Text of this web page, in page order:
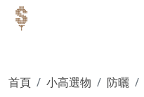
首頁 小高選物 防曬